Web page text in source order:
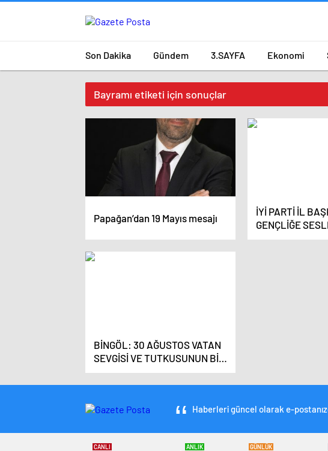
Son Dakika Gündem 3.SAYFA Ekonomi
Bayramı etiketi için sonuçlar
Papağan’dan 19 Mayıs mesajı
İYİ PARTİ İL
GENÇLİĞE
BİNGÖL: 30 AĞUSTOS VATAN
SEVGİSİ VE TUTKUSUNUN BİR
ZAFERİDİR
Haberleri güncel olarak e-
CANLI ANLIK GÜNLÜK